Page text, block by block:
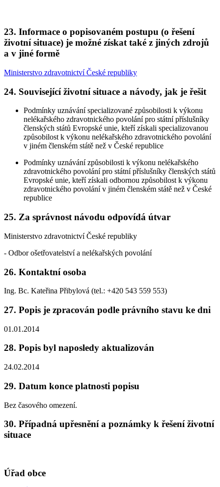
23. Informace o popisovaném postupu (o řešení
životní situace) je možné získat také z jiných zdrojů
a v jiné formě
Ministerstvo zdravotnictví České republiky
24. Související životní situace a návody, jak je řešit
Podmínky uznávání specializované způsobilosti k výkonu
nelékařského zdravotnického povolání pro státní příslušníky
členských států Evropské unie, kteří získali specializovanou
způsobilost k výkonu nelékařského zdravotnického povolání
v jiném členském státě než v České republice
Podmínky uznávání způsobilosti k výkonu nelékařského
zdravotnického povolání pro státní příslušníky členských států
Evropské unie, kteří získali odbornou způsobilost k výkonu
zdravotnického povolání v jiném členském státě než v České
republice
25. Za správnost návodu odpovídá útvar
Ministerstvo zdravotnictví České republiky
- Odbor ošetřovatelství a nelékařských povolání
26. Kontaktní osoba
Ing. Bc. Kateřina Přibylová (tel.: +420 543 559 553)
27. Popis je zpracován podle právního stavu ke dni
01.01.2014
28. Popis byl naposledy aktualizován
24.02.2014
29. Datum konce platnosti popisu
Bez časového omezení.
30. Případná upřesnění a poznámky k řešení životní
situace
Úřad obce